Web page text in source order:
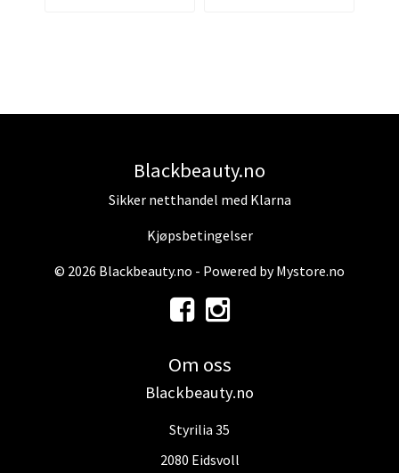
Blackbeauty.no
Sikker netthandel med Klarna
Kjøpsbetingelser
© 2026 Blackbeauty.no - Powered byMystore.no
Om oss
Blackbeauty.no
Styrilia 35
2080 Eidsvoll